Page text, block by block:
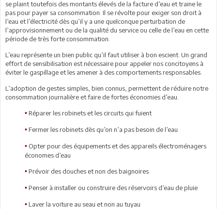
se plaint toutefois des montants élevés de la facture d’eau et traine le
pas pour payer sa consommation. Il se révolte pour exiger son droit à
l’eau et l’électricité dès qu’il y a une quelconque perturbation de
l’approvisionnement ou de la qualité du service ou celle de l’eau en cette
période de très forte consommation.
L’eau représente un bien public qu’il faut utiliser à bon escient. Un grand
effort de sensibilisation est nécessaire pour appeler nos concitoyens à
éviter le gaspillage et les amener à des comportements responsables.
L’adoption de gestes simples, bien connus, permettent de réduire notre
consommation journalière et faire de fortes économies d’eau.
• Réparer les robinets et les circuits qui fuient
• Fermer les robinets dès qu’on n’a pas besoin de l’eau
• Opter pour des équipements et des appareils électroménagers
économes d’eau
• Prévoir des douches et non des baignoires
• Penser à installer ou construire des réservoirs d’eau de pluie
• Laver la voiture au seau et non au tuyau